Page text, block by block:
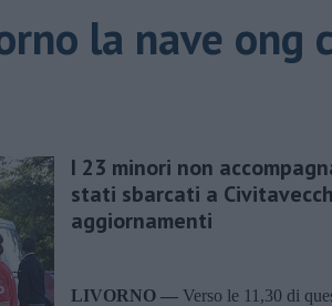
la nave ong
I 23 minori non
stati sbarcati a
aggiornamenti
LIVORNO — Verso le 11,30 di